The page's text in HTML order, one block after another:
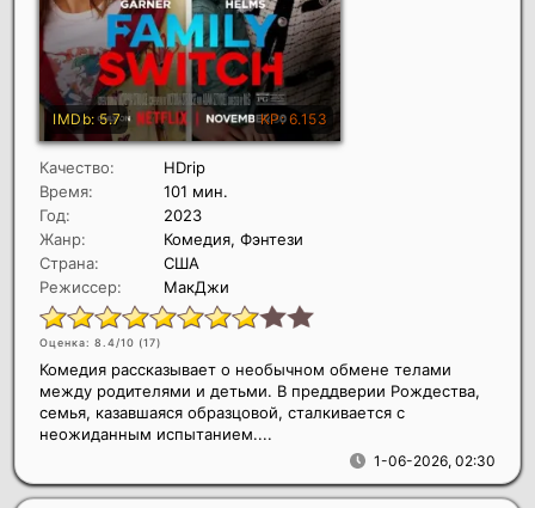
Качество:
HDrip
Время:
101 мин.
Год:
2023
Жанр:
Комедия, Фэнтези
Страна:
США
Режиссер:
МакДжи
Оценка: 8.4/10 (17)
1-06-2026, 02:30
Комедия рассказывает о необычном обмене телами
между родителями и детьми. В преддверии Рождества,
семья, казавшаяся образцовой, сталкивается с
неожиданным испытанием....